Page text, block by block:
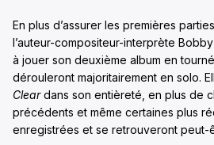
En plus d’assurer les premières
l’auteur-compositeur-interprète
à jouer son deuxième album en
dérouleront majoritairement en solo.
Cleardans son entièreté, en plus de
précédents et même certaines plus
enregistrées et se retrouveront peut-